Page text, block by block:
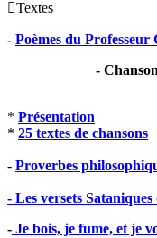
Textes
- Poèmes du Professeur
-
* Présentation
* 25 textes de chansons
- Proverbes
- Les versets
- Je bois, je fume, et je